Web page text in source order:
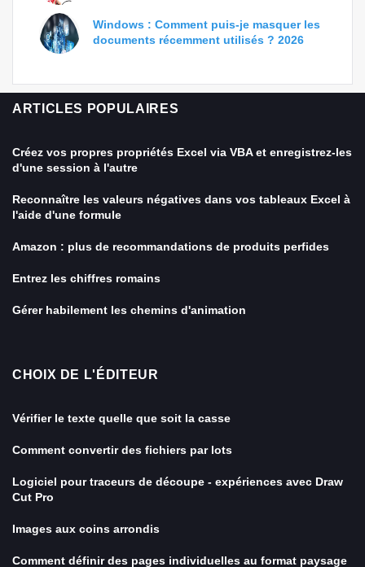
Windows : Comment puis-je masquer les
documents récemment utilisés ? 2026
ARTICLES POPULAIRES
Créez vos propres propriétés Excel via VBA et enregistrez-les
d'une session à l'autre
Reconnaître les valeurs négatives dans vos tableaux Excel à
l'aide d'une formule
Amazon : plus de recommandations de produits perfides
Entrez les chiffres romains
Gérer habilement les chemins d'animation
CHOIX DE L'ÉDITEUR
Vérifier le texte quelle que soit la casse
Comment convertir des fichiers par lots
Logiciel pour traceurs de découpe - expériences avec Draw
Cut Pro
Images aux coins arrondis
Comment définir des pages individuelles au format paysage